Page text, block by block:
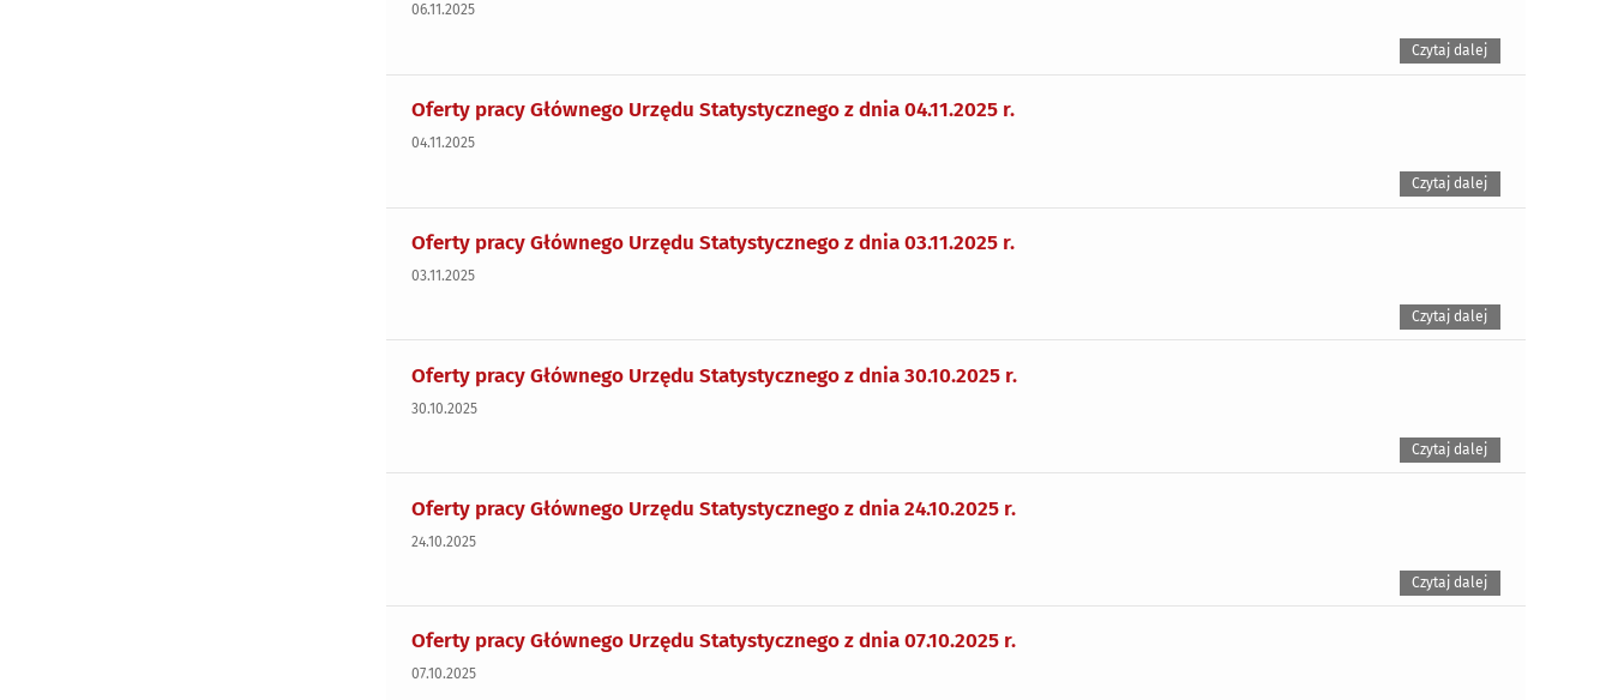
06.11.2025
Czytaj dalej
Oferty pracy Głównego Urzędu Statystycznego z dnia 04.11.2025 r.
04.11.2025
Czytaj dalej
Oferty pracy Głównego Urzędu Statystycznego z dnia 03.11.2025 r.
03.11.2025
Czytaj dalej
Oferty pracy Głównego Urzędu Statystycznego z dnia 30.10.2025 r.
30.10.2025
Czytaj dalej
Oferty pracy Głównego Urzędu Statystycznego z dnia 24.10.2025 r.
24.10.2025
Czytaj dalej
Oferty pracy Głównego Urzędu Statystycznego z dnia 07.10.2025 r.
07.10.2025